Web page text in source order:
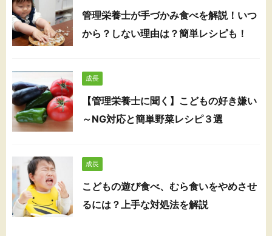
管理栄養士が手づかみ食べを解説！いつ
から？しない理由は？簡単レシピも！
成長
【管理栄養士に聞く】こどもの好き嫌い
～NG対応と簡単野菜レシピ３選
成長
こどもの遊び食べ、むら食いをやめさせ
るには？上手な対処法を解説